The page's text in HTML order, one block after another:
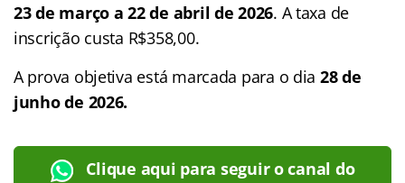
23 de março a 22 de abril de 2026. A taxa de
inscrição custa R$358,00.
A prova objetiva está marcada para o dia 28 de
junho de 2026.
Clique aqui para seguir o canal do